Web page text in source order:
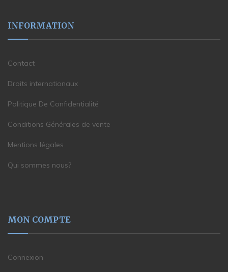
INFORMATION
Contact
Droits internationaux
Politique De Confidentialité
Conditions Générales de vente
Mentions légales
Qui sommes nous?
MON COMPTE
Connexion